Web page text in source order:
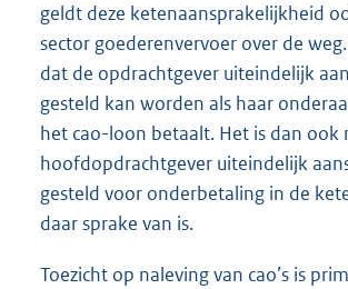
geldt deze ketenaansprakelijkheid
sector goederenvervoer over de
dat de opdrachtgever uiteindelijk
gesteld kan worden als haar
het cao-loon betaalt. Het is dan ook
hoofdopdrachtgever uiteindelijk
gesteld voor onderbetaling in de
daar sprake van is.
Toezicht op naleving van cao’s is